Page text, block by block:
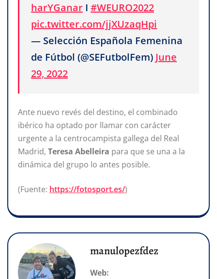
harYGanar I #WEURO2022
pic.twitter.com/jjXUzaqHpi
— Selección Española Femenina
de Fútbol (@SEFutbolFem) June
29, 2022
Ante nuevo revés del destino, el combinado
ibérico ha optado por llamar con carácter
urgente a la centrocampista gallega del Real
Madrid, Teresa Abelleira para que se una a la
dinámica del grupo lo antes posible.
(Fuente: https://fotosport.es/)
manulopezfdez
Web: